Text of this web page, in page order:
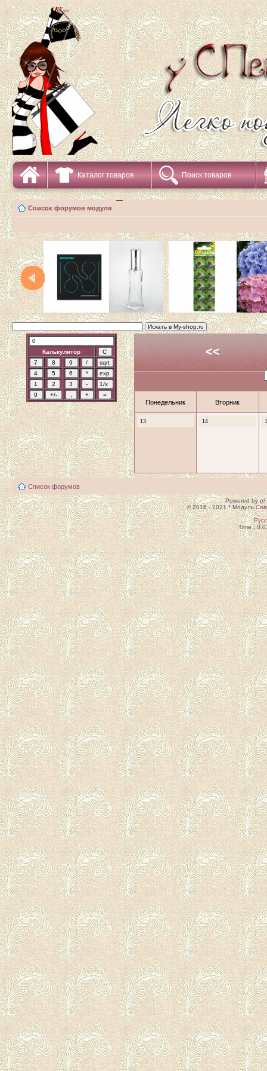
Каталог товаров Поиск товаров
Список форумов модуля
Калькулятор <<
Понедельник Вторник
13 14
Список форумов
Powered by
© 2016 - 2021 * Модуль
Time :